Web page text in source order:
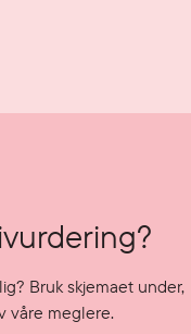
Bruk skjemaet under,
våre meglere.